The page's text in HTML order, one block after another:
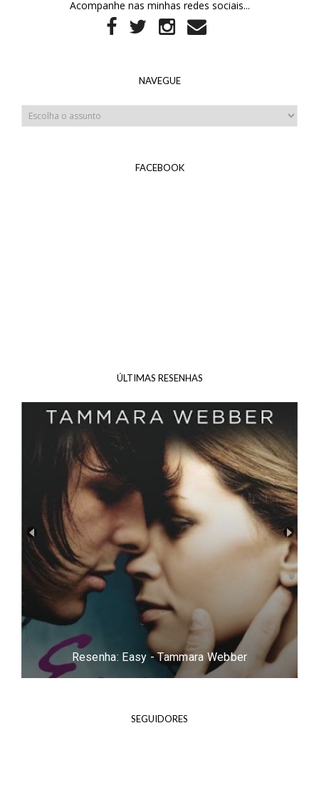
Acompanhe nas minhas redes sociais...
NAVEGUE
FACEBOOK
ÚLTIMAS RESENHAS
Resenha: Procura-se um Marido - Carina Rissi
SEGUIDORES